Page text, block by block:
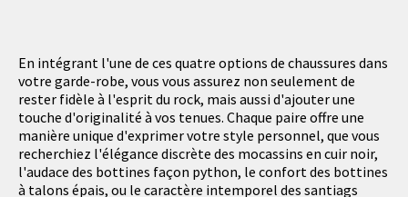
En intégrant l'une de ces quatre options de chaussures dans
votre garde-robe, vous vous assurez non seulement de
rester fidèle à l'esprit du rock, mais aussi d'ajouter une
touche d'originalité à vos tenues. Chaque paire offre une
manière unique d'exprimer votre style personnel, que vous
recherchiez l'élégance discrète des mocassins en cuir noir,
l'audace des bottines façon python, le confort des bottines
à talons épais, ou le caractère intemporel des santiags